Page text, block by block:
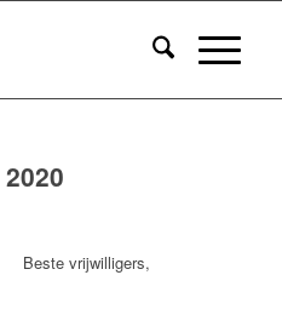
Beste vrijwilligers,